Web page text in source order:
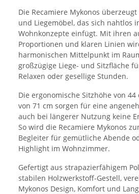
Die Recamiere Mykonos
und Liegemöbel, das sich nahtlos
Wohnkonzepte einfügt. Mit ihren
Proportionen und klaren Linien
harmonischen Mittelpunkt im
großzügige Liege- und Sitzfläche
Relaxen oder gesellige Stunden.
Die ergonomische Sitzhöhe von
von 71 cm sorgen für eine
auch bei längerer Nutzung keine
So wird die Recamiere Mykonos
Begleiter für gemütliche Abende
Highlight im Wohnzimmer.
Gefertigt aus strapazierfähigem
stabilen Holzwerkstoff-Gestell,
Mykonos Design, Komfort und